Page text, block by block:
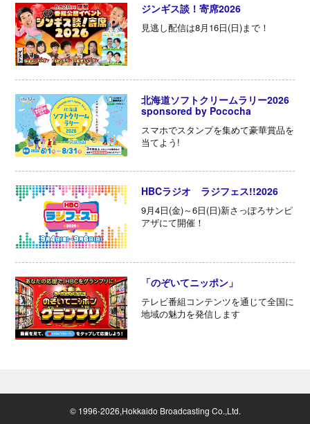
ジンギス談！寄席2026
見逃し配信は8月16日(日)まで！
北海道ソフトクリームラリー2026
sponsored by Pococha
スマホでスタンプを集めて豪華賞品を
当てよう!
HBCラジオ ラジフェス!!2026
9月4日(金)～6日(日)新さっぽろサンピ
アザにて開催！
「のぞいてニッポン」
テレビ番組コンテンツを通じて全国に
地域の魅力を発信します
© 1996-2026,Hokkaido Broadcasting Co.,Ltd.